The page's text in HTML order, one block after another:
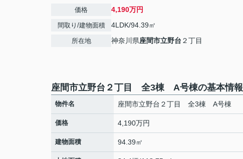
価格 4,190万円
間取り/建物面積 4LDK/94.39㎡
所在地 神奈川県座間市立野台 ２丁目
座間市立野台２丁目 全3棟 A号棟の基本情報
物件名 座間市立野台２丁目 全3棟 A号棟
価格 4,190万円
建物面積 94.39㎡